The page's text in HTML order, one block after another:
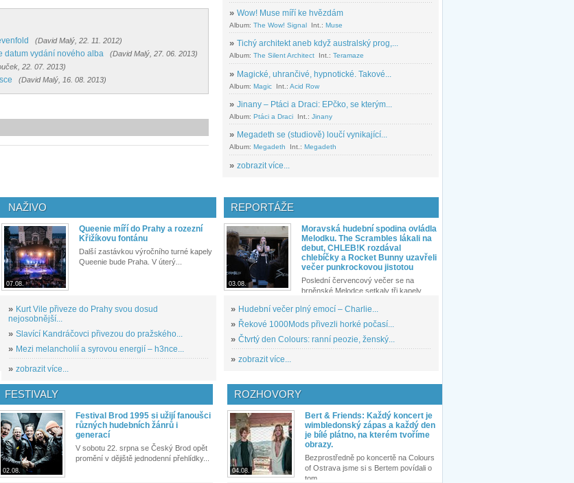
(David Malý, 22. 11. 2012)
datum vydání nového alba (David Malý, 27. 06. 2013)
22. 07. 2013)
(David Malý, 16. 08. 2013)
» Wow! Muse míří ke hvězdám
Album: The Wow! Signal Int.: Muse
» Tichý architekt aneb když australský prog,...
Album: The Silent Architect Int.: Teramaze
» Magické, uhrančivé, hypnotické. Takové...
Album: Magic Int.: Acid Row
» Jinany – Ptáci a Draci: EPčko, se kterým...
Album: Ptáci a Draci Int.: Jinany
» Megadeth se (studiově) loučí vynikající...
Album: Megadeth Int.: Megadeth
» zobrazit více...
NAŽIVO
07.08.
Queenie míří do Prahy a rozezní
Křižíkovu fontánu
Další zastávkou výročního turné kapely
Queenie bude Praha. V úterý...
» Kurt Vile přiveze do Prahy svou dosud
nejosobnější...
» Slavící Kandráčovci přivezou do pražského...
» Mezi melancholií a syrovou energií – h3nce...
» zobrazit více...
REPORTÁŽE
03.08.
Moravská hudební spodina ovládla
Melodku. The Scrambles lákali na
debut, CHLEB!K rozdával
chlebíčky a Rocket Bunny uzavřeli
večer punkrockovou jistotou
Poslední červencový večer se na
brněnské Melodce setkaly tři kapely...
» Hudební večer plný emocí – Charlie...
» Řekové 1000Mods přivezli horké počasí...
» Čtvrtý den Colours: ranní peozie, ženský...
» zobrazit více...
FESTIVALY
02.08.
Festival Brod 1995 si užijí fanoušci
různých hudebních žánrů i
generací
V sobotu 22. srpna se Český Brod opět
promění v dějiště jednodenní přehlídky...
ROZHOVORY
04.08.
Bert & Friends: Každý koncert je
wimbledonský zápas a každý den
je bílé plátno, na kterém tvoříme
obrazy.
Bezprostředně po koncertě na Colours
of Ostrava jsme si s Bertem povídali o
tom,...